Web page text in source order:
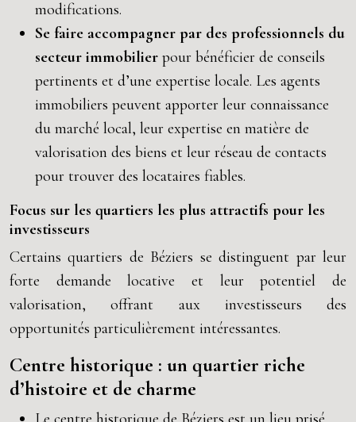
modifications.
Se faire accompagner par des professionnels du
secteur immobilier pour bénéficier de conseils
pertinents et d’une expertise locale. Les agents
immobiliers peuvent apporter leur connaissance
du marché local, leur expertise en matière de
valorisation des biens et leur réseau de contacts
pour trouver des locataires fiables.
Focus sur les quartiers les plus attractifs pour les
investisseurs
Certains quartiers de Béziers se distinguent par leur
forte demande locative et leur potentiel de
valorisation, offrant aux investisseurs des
opportunités particulièrement intéressantes.
Centre historique : un quartier riche
d’histoire et de charme